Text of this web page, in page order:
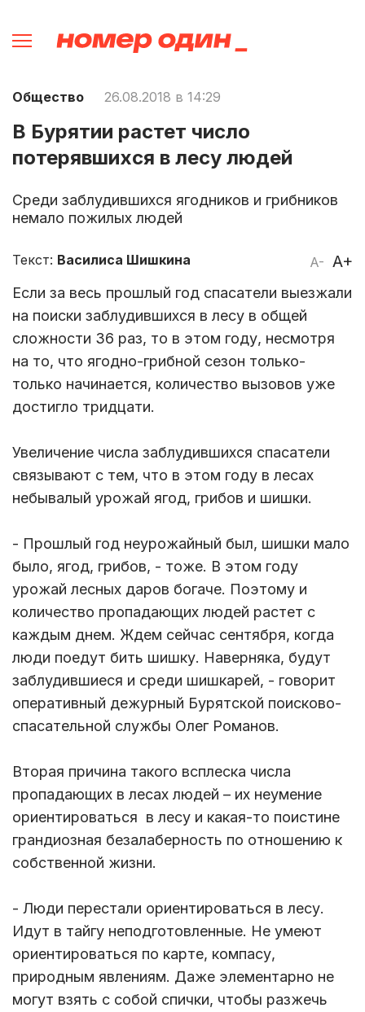
Общество 26.08.2018 в 14:29
В Бурятии растет число
потерявшихся в лесу людей
Среди заблудившихся ягодников и грибников
немало пожилых людей
A- A+
Текст: Василиса Шишкина
Если за весь прошлый год спасатели выезжали
на поиски заблудившихся в лесу в общей
сложности 36 раз, то в этом году, несмотря
на то, что ягодно-грибной сезон только-
только начинается, количество вызовов уже
достигло тридцати.
Увеличение числа заблудившихся спасатели
связывают с тем, что в этом году в лесах
небывалый урожай ягод, грибов и шишки.
- Прошлый год неурожайный был, шишки мало
было, ягод, грибов, - тоже. В этом году
урожай лесных даров богаче. Поэтому и
количество пропадающих людей растет с
каждым днем. Ждем сейчас сентября, когда
люди поедут бить шишку. Наверняка, будут
заблудившиеся и среди шишкарей, - говорит
оперативный дежурный Бурятской поисково-
спасательной службы Олег Романов.
Вторая причина такого всплеска числа
пропадающих в лесах людей – их неумение
ориентироваться в лесу и какая-то поистине
грандиозная безалаберность по отношению к
собственной жизни.
- Люди перестали ориентироваться в лесу.
Идут в тайгу неподготовленные. Не умеют
ориентироваться по карте, компасу,
природным явлениям. Даже элементарно не
могут взять с собой спички, чтобы разжечь